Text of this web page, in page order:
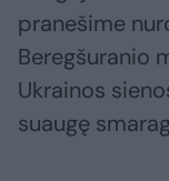
pranešime
Beregšuranio
Ukrainos
suaugę